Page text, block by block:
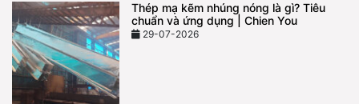
Thép mạ kẽm nhúng nóng là gì? Tiêu
chuẩn và ứng dụng | Chien You
29-07-2026